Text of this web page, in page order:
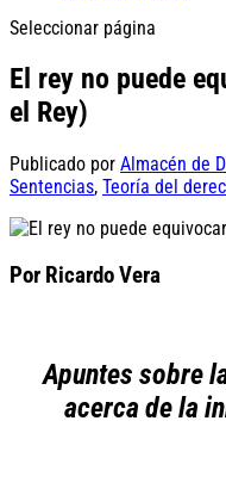
Seleccionar página
El rey no puede
el Rey)
Publicado por Almacén de
Sentencias, Teoría del
Por Ricardo Vera
Apuntes sobre
acerca de la